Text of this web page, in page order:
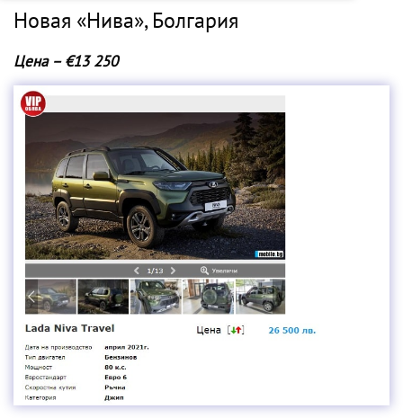
Новая «Нива», Болгария
Цена – €13 250